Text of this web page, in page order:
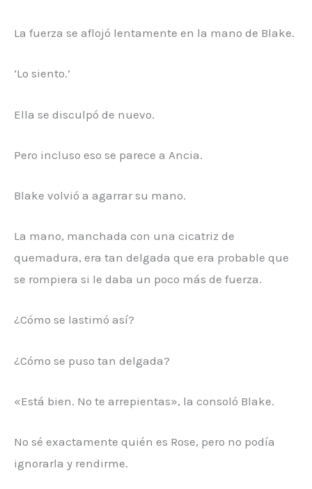
La fuerza se aflojó lentamente en la mano de Blake.
‘Lo siento.’
Ella se disculpó de nuevo.
Pero incluso eso se parece a Ancia.
Blake volvió a agarrar su mano.
La mano, manchada con una cicatriz de
quemadura, era tan delgada que era probable que
se rompiera si le daba un poco más de fuerza.
¿Cómo se lastimó así?
¿Cómo se puso tan delgada?
«Está bien. No te arrepientas», la consoló Blake.
No sé exactamente quién es Rose, pero no podía
ignorarla y rendirme.